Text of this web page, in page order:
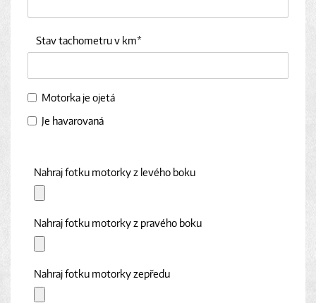
Stav tachometru v km
Motorka je ojetá
Je havarovaná
Nahraj fotku motorky z levého boku
Nahraj fotku motorky z pravého boku
Nahraj fotku motorky zepředu